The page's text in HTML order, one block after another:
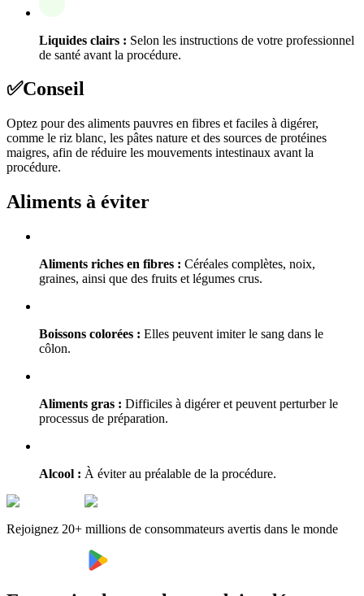
Liquides clairs : Selon les instructions de votre professionnel
de santé avant la procédure.
✅Conseil
Optez pour des aliments pauvres en fibres et faciles à digérer,
comme le riz blanc, les pâtes nature et des sources de protéines
maigres, afin de réduire les mouvements intestinaux avant la
procédure.
Aliments à éviter
Aliments riches en fibres : Céréales complètes, noix,
graines, ainsi que des fruits et légumes crus.
Boissons colorées : Elles peuvent imiter le sang dans le
côlon.
Aliments gras : Difficiles à digérer et peuvent perturber le
processus de préparation.
Alcool : À éviter au préalable de la procédure.
Rejoignez 20+ millions de consommateurs avertis dans le monde